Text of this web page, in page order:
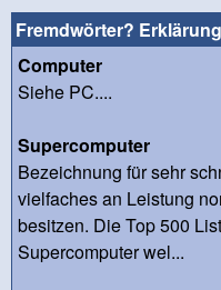
Fremdwörter?
Computer
Siehe PC....
Supercomputer
Bezeichnung für sehr
vielfaches an Leistung
besitzen. Die Top 500
Supercomputer wel...